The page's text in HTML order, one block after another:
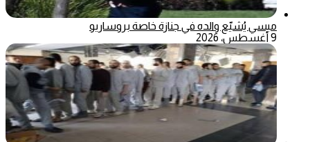
ميسي يُشيّع والده في جنازة خاصة بروساريو
9 أغسطس، 2026